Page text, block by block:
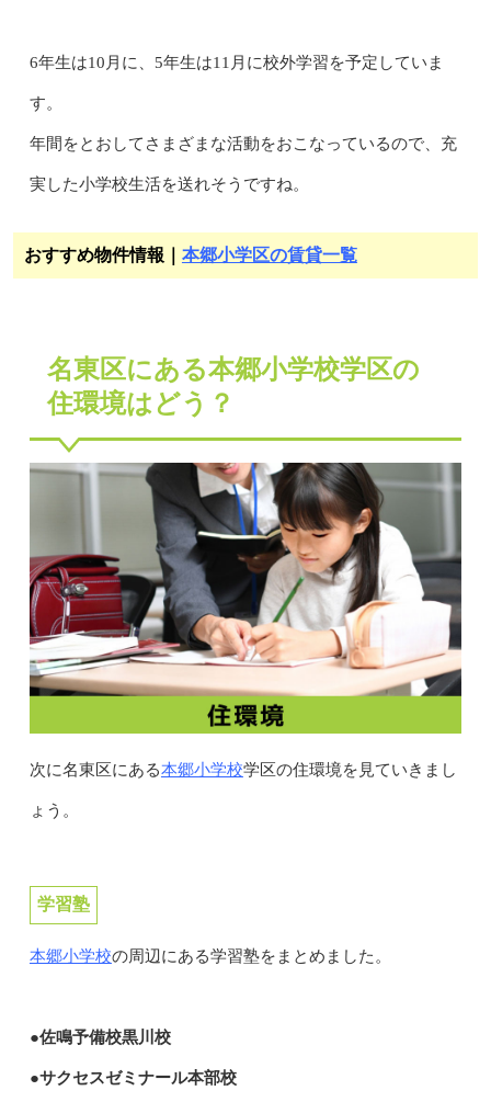
6年生は10月に、5年生は11月に校外学習を予定していま
す。
年間をとおしてさまざまな活動をおこなっているので、充
実した小学校生活を送れそうですね。
おすすめ物件情報｜ 本郷小学区の賃貸一覧
名東区にある本郷小学校学区の
住環境はどう？
次に名東区にある本郷小学校学区の住環境を見ていきまし
ょう。
学習塾
本郷小学校の周辺にある学習塾をまとめました。
●佐鳴予備校黒川校
●サクセスゼミナール本部校